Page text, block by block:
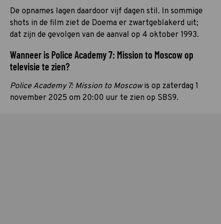
De opnames lagen daardoor vijf dagen stil. In sommige
shots in de film ziet de Doema er zwartgeblakerd uit;
dat zijn de gevolgen van de aanval op 4 oktober 1993.
Wanneer is Police Academy 7: Mission to Moscow op
televisie te zien?
Police Academy 7: Mission to Moscowis op zaterdag 1
november 2025 om 20:00 uur te zien op SBS9.